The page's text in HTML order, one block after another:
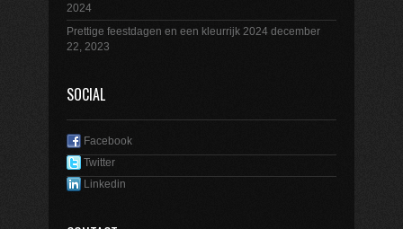
2024
Prettige feestdagen en een kleurrijk 2024 december
22, 2023
SOCIAL
Facebook
Twitter
Linkedin